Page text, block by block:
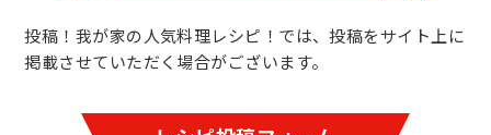
投稿！我が家の人気料理レシピ！では、投稿をサイト上に
掲載させていただく場合がございます。